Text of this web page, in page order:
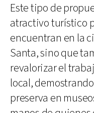
Este tipo de
atractivo turístico
encuentran en la
Santa, sino que
revalorizar el
local,
preserva en